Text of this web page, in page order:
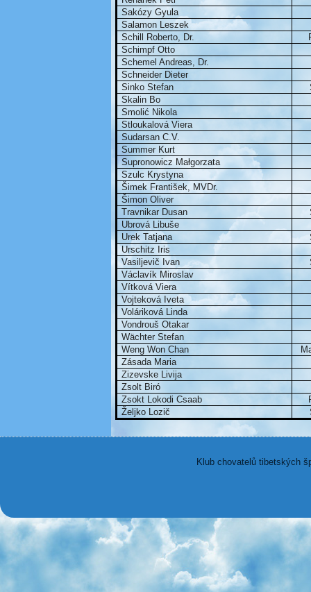
Sakózy Gyula
Salamon Leszek
Schill Roberto, Dr.
Schimpf Otto
Schemel Andreas, Dr.
Schneider Dieter
Sinko Stefan
Skalin Bo
Smolić Nikola
Stloukalová Viera
Sudarsan C.V.
Summer Kurt
Supronowicz Małgorzata
Szulc Krystyna
Šimek František, MVDr.
Šimon Oliver
Travnikar Dusan
Ubrová Libuše
Urek Tatjana
Urschitz Iris
Vasiljevič Ivan
Václavík Miroslav
Vítková Viera
Vojteková Iveta
Voláriková Linda
Vondrouš Otakar
Wächter Stefan
Weng Won Chan
Zásada Maria
Zizevske Livija
Zsolt Biró
Zsokt Lokodi Csaab
Željko Lozič
Klub chovatelů tibetských